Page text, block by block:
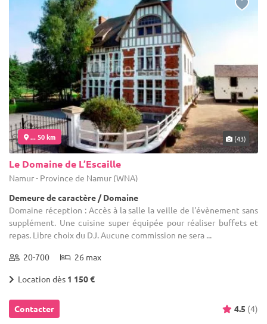
... 50 km (43)
Le Domaine de L’Escaille
Namur - Province de Namur (WNA)
Demeure de caractère / Domaine
Domaine réception : Accès à la salle la veille de l'évènement sans
supplément. Une cuisine super équipée pour réaliser buffets et
repas. Libre choix du DJ. Aucune commission ne sera ...
20-700 26 max
Location dès 1 150 €
Contacter 4.5 (4)